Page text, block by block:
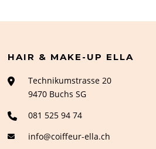
HAIR & MAKE-UP ELLA
Technikumstrasse 20
9470 Buchs SG
081 525 94 74
info@coiffeur-ella.ch